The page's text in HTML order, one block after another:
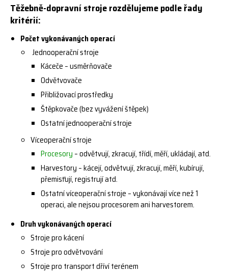
Těžebně-dopravní stroje rozdělujeme podle řady
kritérií:
Počet vykonávaných operací
Jednooperační stroje
Káceče – usměrňovače
Odvětvovače
Přibližovací prostředky
Štěpkovače (bez vyvážení štěpek)
Ostatní jednooperační stroje
Víceoperační stroje
Procesory – odvětvují, zkracují, třídí, měří, ukládají, atd.
Harvestory – kácejí, odvětvují, zkracují, měří, kubírují,
přemisťují, registrují atd.
Ostatní víceoperační stroje – vykonávají více než 1
operaci, ale nejsou procesorem ani harvestorem.
Druh vykonávaných operací
Stroje pro kácení
Stroje pro odvětvování
Stroje pro transport dříví terénem